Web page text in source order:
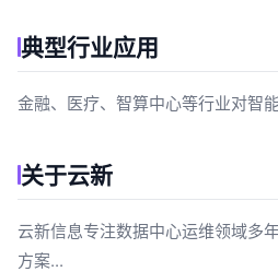
典型行业应用
金融、医疗、智算中心等行业对智
关于云新
云新信息专注数据中心运维领域多
方案...